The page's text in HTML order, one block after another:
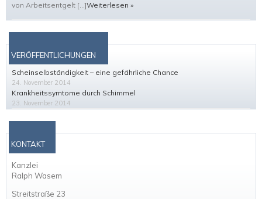
von Arbeitsentgelt […]Weiterlesen »
VERÖFFENTLICHUNGEN
Scheinselbständigkeit – eine gefährliche Chance
24. November 2014
Krankheitssymtome durch Schimmel
23. November 2014
KONTAKT
Kanzlei
Ralph Wasem
Streitstraße 23